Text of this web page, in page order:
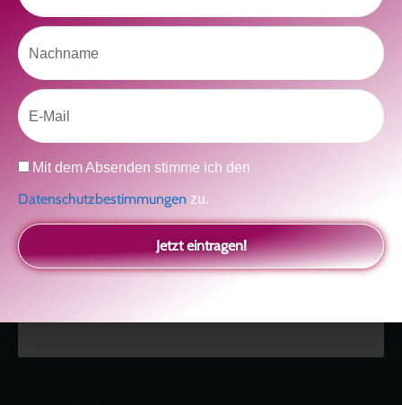
Like uns auf Facebook
Klicke hier, um Marketing-Cookies zu
akzeptieren und diesen Inhalt zu aktivieren
Nachname
Email
Datenschutz
Mit dem Absenden stimme ich den
Datenschutzbestimmungen zu.
Jetzt eintragen!